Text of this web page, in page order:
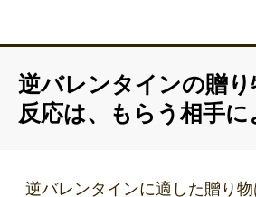
逆バレンタインの贈
反応は、もらう相手に
逆バレンタインに適した贈り